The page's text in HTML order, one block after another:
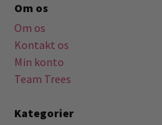
Om os
Om os
Kontakt os
Min konto
Team Trees
Kategorier